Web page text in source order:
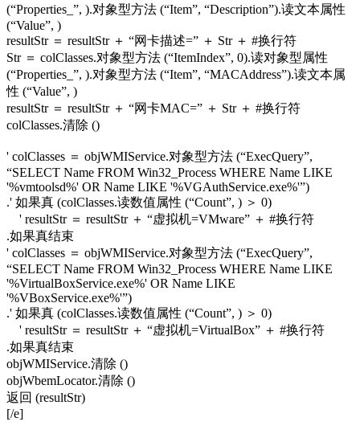
(“Properties_”, ).对象型方法 (“Item”, “Description”).读文本属性
(“Value”, )
resultStr ＝ resultStr ＋ “网卡描述=” ＋ Str ＋ #换行符
Str ＝ colClasses.对象型方法 (“ItemIndex”, 0).读对象型属性
(“Properties_”, ).对象型方法 (“Item”, “MACAddress”).读文本属
性 (“Value”, )
resultStr ＝ resultStr ＋ “网卡MAC=” ＋ Str ＋ #换行符
colClasses.清除 ()
' colClasses ＝ objWMIService.对象型方法 (“ExecQuery”,
“SELECT Name FROM Win32_Process WHERE Name LIKE
'%vmtoolsd%' OR Name LIKE '%VGAuthService.exe%'”)
.' 如果真 (colClasses.读数值属性 (“Count”, ) ＞ 0)
' resultStr ＝ resultStr ＋ “虚拟机=VMware” ＋ #换行符
.如果真结束
' colClasses ＝ objWMIService.对象型方法 (“ExecQuery”,
“SELECT Name FROM Win32_Process WHERE Name LIKE
'%VirtualBoxService.exe%' OR Name LIKE
'%VBoxService.exe%'”)
.' 如果真 (colClasses.读数值属性 (“Count”, ) ＞ 0)
' resultStr ＝ resultStr ＋ “虚拟机=VirtualBox” ＋ #换行符
.如果真结束
objWMIService.清除 ()
objWbemLocator.清除 ()
返回 (resultStr)
[/e]